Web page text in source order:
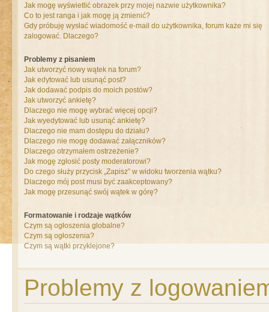
Jak mogę wyświetlić obrazek przy mojej nazwie użytkownika?
Co to jest ranga i jak mogę ją zmienić?
Gdy próbuję wysłać wiadomość e-mail do użytkownika, forum każe mi się
zalogować. Dlaczego?
Problemy z pisaniem
Jak utworzyć nowy wątek na forum?
Jak edytować lub usunąć post?
Jak dodawać podpis do moich postów?
Jak utworzyć ankietę?
Dlaczego nie mogę wybrać więcej opcji?
Jak wyedytować lub usunąć ankietę?
Dlaczego nie mam dostępu do działu?
Dlaczego nie mogę dodawać załączników?
Dlaczego otrzymałem ostrzeżenie?
Jak mogę zgłosić posty moderatorowi?
Do czego służy przycisk „Zapisz” w widoku tworzenia wątku?
Dlaczego mój post musi być zaakceptowany?
Jak mogę przesunąć swój wątek w górę?
Formatowanie i rodzaje wątków
Czym są ogłoszenia globalne?
Czym są ogłoszenia?
Czym są wątki przyklejone?
Problemy z